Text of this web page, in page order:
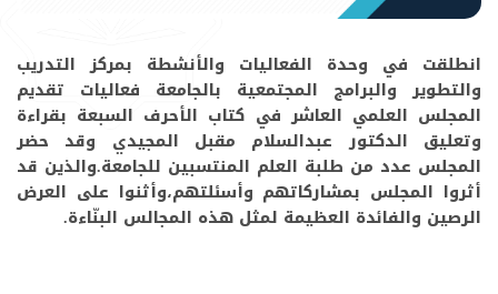
انطلقت في وحدة الفعاليات والأنشطة بمركز التدريب
والتطوير والبرامج المجتمعية بالجامعة فعاليات تقديم
المجلس العلمي العاشر في كتاب الأحرف السبعة بقراءة
وتعليق الدكتور عبدالسلام مقبل المجيدي وقد حضر
المجلس عدد من طلبة العلم المنتسبين للجامعة.والذين قد
أثروا المجلس بمشاركاتهم وأسئلتهم،وأثنوا على العرض
الرصين والفائدة العظيمة لمثل هذه المجالس البنّاءة.